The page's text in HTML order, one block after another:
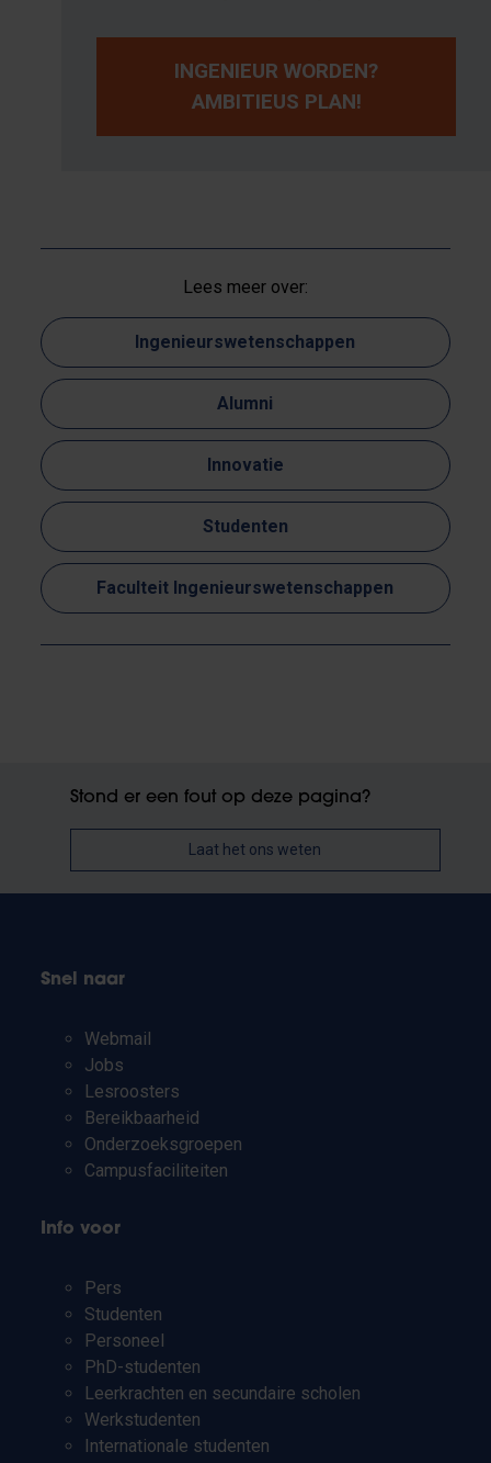
INGENIEUR WORDEN?
AMBITIEUS PLAN!
Lees meer over:
Ingenieurswetenschappen
Alumni
Innovatie
Studenten
Faculteit Ingenieurswetenschappen
Stond er een fout op deze pagina?
Laat het ons weten
Snel naar
Webmail
Jobs
Lesroosters
Bereikbaarheid
Onderzoeksgroepen
Campusfaciliteiten
Info voor
Pers
Studenten
Personeel
PhD-studenten
Leerkrachten en secundaire scholen
Werkstudenten
Internationale studenten